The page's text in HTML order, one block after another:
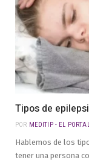
Tipos de
POR MEDITIP - EL
Hablemos de los
tener una persona